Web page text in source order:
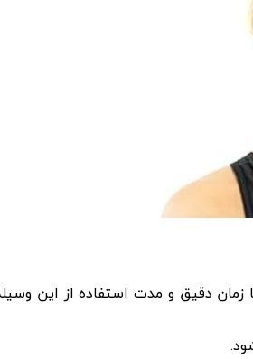
دقیق و مدت استفاده از این وسیله